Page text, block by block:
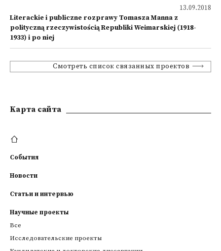
13.09.2018
Literackie i publiczne rozprawy Tomasza Manna z
polityczną rzeczywistością Republiki Weimarskiej (1918-
1933) i po niej
Смотреть список связанных проектов
Kарта сайта
События
Новости
Статьи и интервью
Научные проекты
Все
Исследовательские проекты